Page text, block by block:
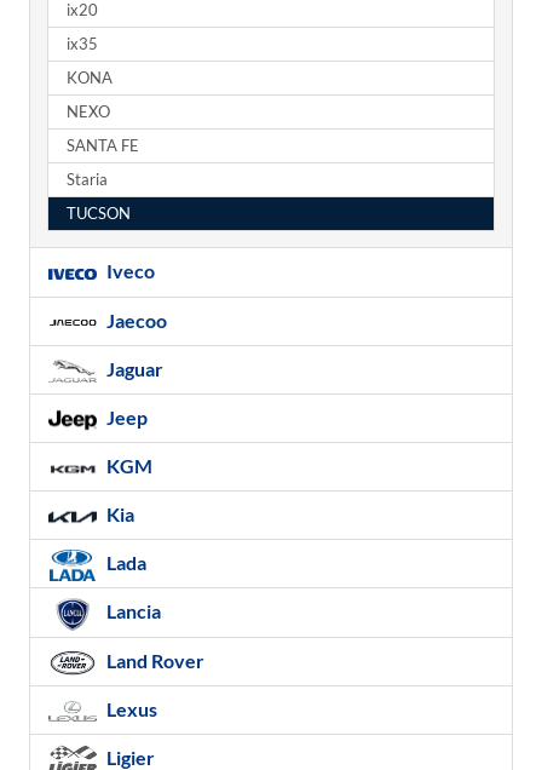
ix20
ix35
KONA
NEXO
SANTA FE
Staria
TUCSON
Iveco
Jaecoo
Jaguar
Jeep
KGM
Kia
Lada
Lancia
Land Rover
Lexus
Ligier